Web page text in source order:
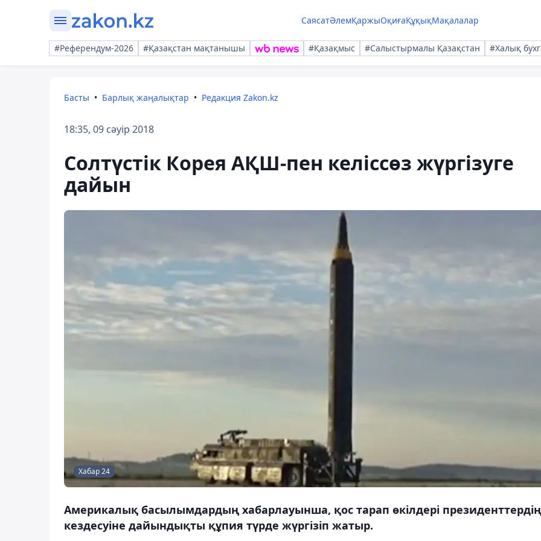
СаясатӘлемҚаржыОқиғаҚұқықМақалалар
#Референдум-2026 #Қазақстан мақтанышы #Қазақмыс #Салыстырмалы Қазақстан #Халық
Басты Барлық жаңалықтар Редакция Zakon.kz
18:35, 09 сәуір 2018
Солтүстік Корея АҚШ-пен келіссөз жүргізуге
дайын
Хабар 24
Америкалық басылымдардың хабарлауынша, қос тарап өкілдері президенттердің
кездесуіне дайындықты құпия түрде жүргізіп жатыр.